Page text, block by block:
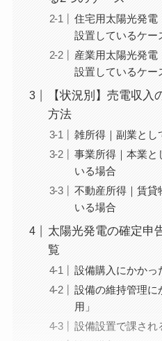
住宅用太陽光発電
設置しているケー
産業用太陽光発電
設置しているケー
【状況別】売電収
方法
雑所得｜副業とし
事業所得｜本業と
いる場合
不動産所得｜賃貸
いる場合
太陽光発電の確定申
覧
設備購入にかかっ
設備の維持管理に
用」
設備設置で課され